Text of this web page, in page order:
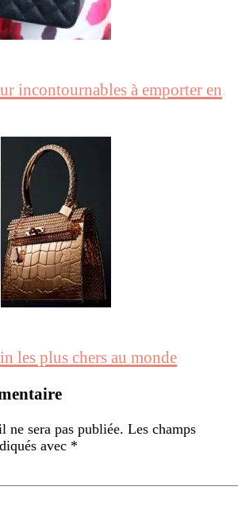
incontournables à emporter en
les plus chers au monde
ne sera pas publiée. Les champs
avec *